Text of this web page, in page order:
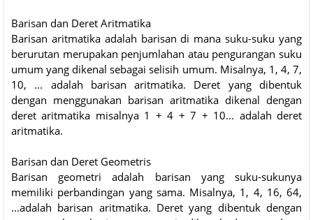
Barisan dan Deret Aritmatika
Barisan aritmatika adalah barisan di mana suku-suku yang
berurutan merupakan penjumlahan atau pengurangan suku
umum yang dikenal sebagai selisih umum. Misalnya, 1, 4, 7,
10, ... adalah barisan aritmatika. Deret yang dibentuk
dengan menggunakan barisan aritmatika dikenal dengan
deret aritmatika misalnya 1 + 4 + 7 + 10... adalah deret
aritmatika.
Barisan dan Deret Geometris
Barisan geometri adalah barisan yang suku-sukunya
memiliki perbandingan yang sama. Misalnya, 1, 4, 16, 64,
...adalah barisan aritmatika. Deret yang dibentuk dengan